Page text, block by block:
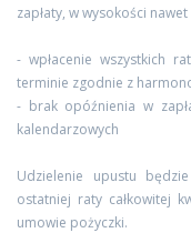
zapłaty, w wysokości
- wpłacenie wszystkich
terminie zgodnie z
- brak opóźnienia w
kalendarzowych
Udzielenie upustu
ostatniej raty całkowitej
umowie pożyczki.